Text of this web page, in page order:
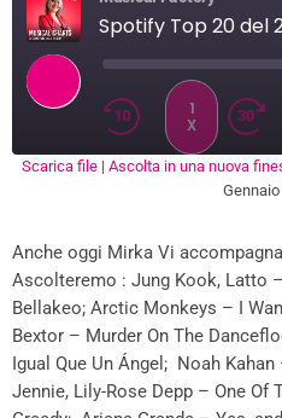
Spotify Top 20 del
1
X
LINK
EMBED
Scarica file | Ascolta in una nuova
Anche oggi Mirka Vi
Ascolteremo : Jung Kook, Latto
Bellakeo; Arctic Monkeys – I
Bextor – Murder On The
Igual Que Un Ángel; Noah
Jennie, Lily-Rose Depp – One Of